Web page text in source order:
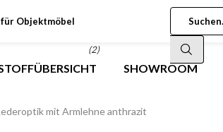
Objektmöbel
(2)
SHOWROOM
mit Armlehne anthrazit